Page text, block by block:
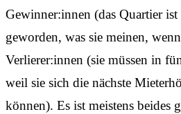
Gewinner:innen (das Quartier ist
geworden, was sie meinen,
Verlierer:innen (sie müssen in
weil sie sich die nächste
können). Es ist meistens beides